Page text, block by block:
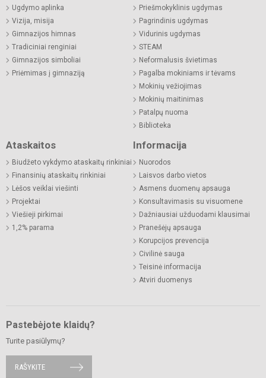
Ugdymo aplinka
Vizija, misija
Gimnazijos himnas
Tradiciniai renginiai
Gimnazijos simboliai
Priėmimas į gimnaziją
Priešmokyklinis ugdymas
Pagrindinis ugdymas
Vidurinis ugdymas
STEAM
Neformalusis švietimas
Pagalba mokiniams ir tėvams
Mokinių vežiojimas
Mokinių maitinimas
Patalpų nuoma
Biblioteka
Ataskaitos
Biudžeto vykdymo ataskaitų rinkiniai
Finansinių ataskaitų rinkiniai
Lėšos veiklai viešinti
Projektai
Viešieji pirkimai
1,2% parama
Informacija
Nuorodos
Laisvos darbo vietos
Asmens duomenų apsauga
Konsultavimasis su visuomene
Dažniausiai užduodami klausimai
Pranešėjų apsauga
Korupcijos prevencija
Civilinė sauga
Teisinė informacija
Atviri duomenys
Pastebėjote klaidų?
Turite pasiūlymų?
RAŠYKITE